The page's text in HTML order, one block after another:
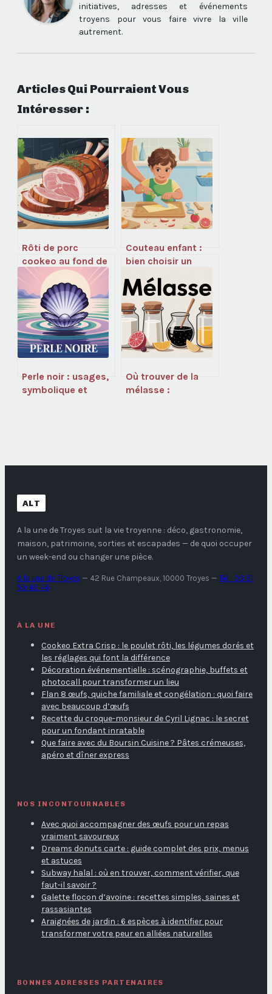
initiatives, adresses et événements
troyens pour vous faire vivre la ville
autrement.
Articles Qui Pourraient Vous
Intéresser :
Rôti de porc
cookeo au fond de
veau moelleux et
savoureux
Couteau enfant :
bien choisir un
couteau sécurisé et
éducatif
Perle noir : usages,
symbolique et
Où trouver de la
mélasse :
ALT
A la une de Troyes suit la vie troyenne : déco, gastronomie,
maison, patrimoine, sorties et escapades — de quoi occuper
un week-end ou changer une pièce.
A la une de Troyes — 42 Rue Champeaux, 10000 Troyes — Tél : 03 51
59 45 46
À LA UNE
Cookeo Extra Crisp : le poulet rôti, les légumes dorés et
les réglages qui font la différence
Décoration événementielle : scénographie, buffets et
photocall pour transformer un lieu
Flan 8 œufs, quiche familiale et congélation : quoi faire
avec beaucoup d’œufs
Recette du croque-monsieur de Cyril Lignac : le secret
pour un fondant inratable
Que faire avec du Boursin Cuisine ? Pâtes crémeuses,
apéro et dîner express
NOS INCONTOURNABLES
Avec quoi accompagner des œufs pour un repas
vraiment savoureux
Dreams donuts carte : guide complet des prix, menus
et astuces
Subway halal : où en trouver, comment vérifier, que
faut-il savoir ?
Galette flocon d’avoine : recettes simples, saines et
rassasiantes
Araignées de jardin : 6 espèces à identifier pour
transformer votre peur en alliées naturelles
BONNES ADRESSES PARTENAIRES